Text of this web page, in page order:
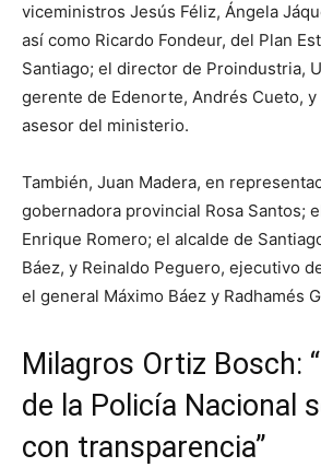
viceministros Jesús Féliz, Ángela
así como Ricardo Fondeur, del Plan
Santiago; el director de Proindustria,
gerente de Edenorte, Andrés Cueto, y
asesor del ministerio.
También, Juan Madera, en
gobernadora provincial Rosa Santos;
Enrique Romero; el alcalde de
Báez, y Reinaldo Peguero, ejecutivo
el general Máximo Báez y Radhamés
Milagros Ortiz Bosch:
de la Policía Nacional
con transparencia”